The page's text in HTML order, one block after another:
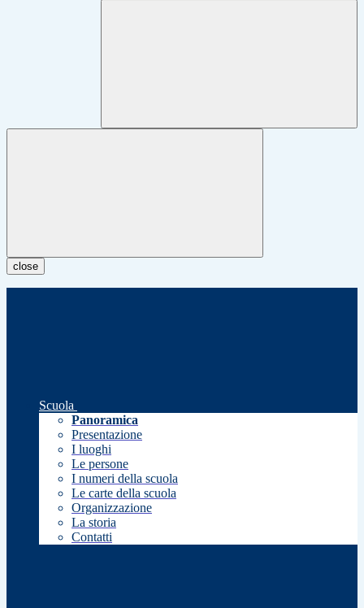
close
Scuola
Panoramica
Presentazione
I luoghi
Le persone
I numeri della scuola
Le carte della scuola
Organizzazione
La storia
Contatti